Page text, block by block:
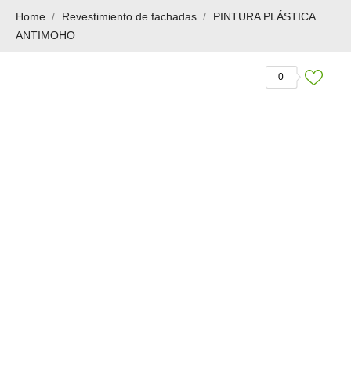
Home Revestimiento de fachadas
PINTURA PLÁSTICA
ANTIMOHO
0